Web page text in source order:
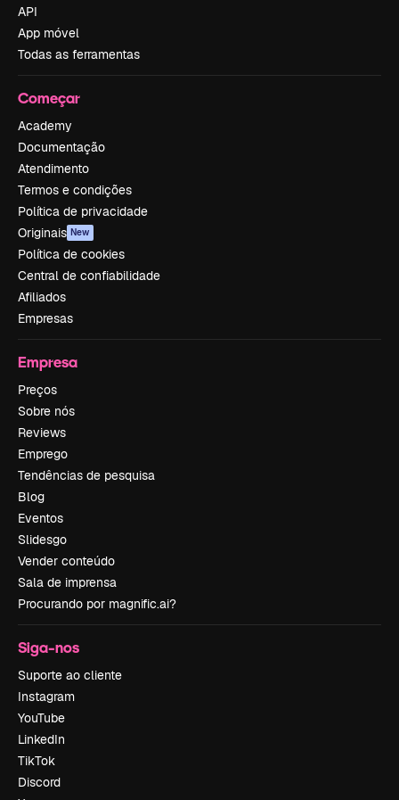
API
App móvel
Todas as ferramentas
Começar
Academy
Documentação
Atendimento
Termos e condições
Política de privacidade
Originais New
Política de cookies
Central de confiabilidade
Afiliados
Empresas
Empresa
Preços
Sobre nós
Reviews
Emprego
Tendências de pesquisa
Blog
Eventos
Slidesgo
Vender conteúdo
Sala de imprensa
Procurando por magnific.ai?
Siga-nos
Suporte ao cliente
Instagram
YouTube
LinkedIn
TikTok
Discord